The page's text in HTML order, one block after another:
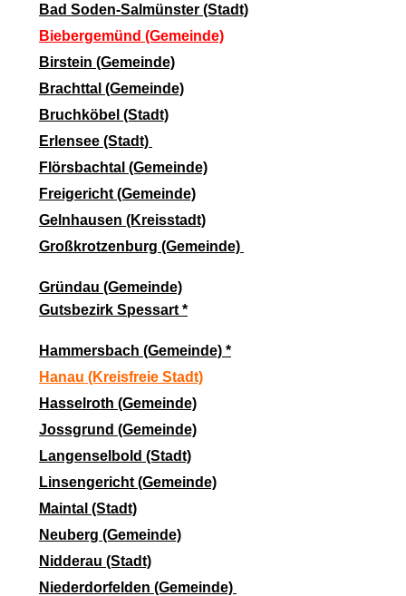
Bad Soden-Salmünster (Stadt)
Biebergemünd (Gemeinde)
Birstein (Gemeinde)
Brachttal (Gemeinde)
Bruchköbel (Stadt)
Erlensee (Stadt)
Flörsbachtal (Gemeinde)
Freigericht (Gemeinde)
Gelnhausen (Kreisstadt)
Großkrotzenburg (Gemeinde)
Gründau (Gemeinde)
Gutsbezirk Spessart *
Hammersbach (Gemeinde) *
Hanau (Kreisfreie Stadt)
Hasselroth (Gemeinde)
Jossgrund (Gemeinde)
Langenselbold (Stadt)
Linsengericht (Gemeinde)
Maintal (Stadt)
Neuberg (Gemeinde)
Nidderau (Stadt)
Niederdorfelden (Gemeinde)